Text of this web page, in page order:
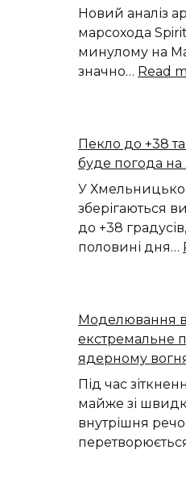
Новий аналіз
марсохода
минулому на
значно… Read
Пекло до +38
буде погода
У
зберігаються
до +38
половині дня…
Моделювання
екстремальне
ядерному
Під час
майже зі
внутрішня